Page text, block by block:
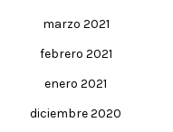
marzo 2021
febrero 2021
enero 2021
diciembre 2020